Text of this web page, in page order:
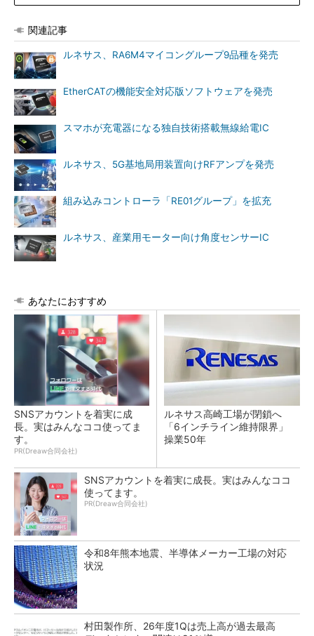
関連記事
ルネサス、RA6M4マイコングループ9品種を発売
EtherCATの機能安全対応版ソフトウェアを発売
スマホが充電器になる独自技術搭載無線給電IC
ルネサス、5G基地局用装置向けRFアンプを発売
組み込みコントローラ「RE01グループ」を拡充
ルネサス、産業用モーター向け角度センサーIC
あなたにおすすめ
SNSアカウントを着実に成
長。実はみんなココ使ってま
す。
PR(Dreaw合同会社)
ルネサス高崎工場が閉鎖へ
「6インチライン維持限界」
操業50年
SNSアカウントを着実に成長。実はみんなココ
使ってます。
PR(Dreaw合同会社)
令和8年熊本地震、半導体メーカー工場の対応
状況
村田製作所、26年度1Qは売上高が過去最高